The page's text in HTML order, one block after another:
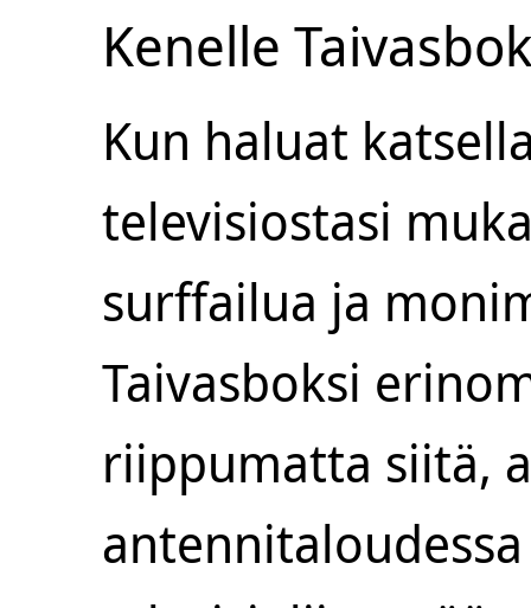
Kenelle
Kun haluat
televisiostasi
surffailua ja
Taivasboksi
riippumatta siitä,